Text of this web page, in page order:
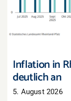
Inflation in
deutlich an
5. August 2026